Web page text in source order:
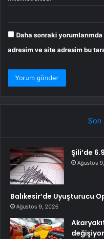
Daha sonraki
adresim ve site adresim bu
Son
Şili’de
Ağustos
Balıkesir’de Uyuşturucu
Ağustos 9, 2026
değişiyor